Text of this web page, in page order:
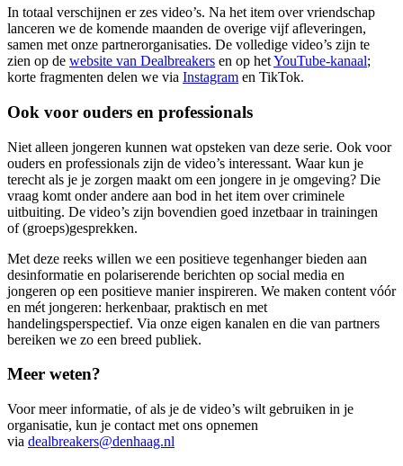
In totaal verschijnen er zes video’s. Na het item over vriendschap
lanceren we de komende maanden de overige vijf afleveringen,
samen met onze partnerorganisaties. De volledige video’s zijn te
zien op de website van Dealbreakers en op hetYouTube-kanaal;
korte fragmenten delen we via Instagram en TikTok.
Ook voor ouders en professionals
Niet alleen jongeren kunnen wat opsteken van deze serie. Ook voor
ouders en professionals zijn de video’s interessant. Waar kun je
terecht als je je zorgen maakt om een jongere in je omgeving? Die
vraag komt onder andere aan bod in het item over criminele
uitbuiting. De video’s zijn bovendien goed inzetbaar in trainingen
of (groeps)gesprekken.
Met deze reeks willen we een positieve tegenhanger bieden aan
desinformatie en polariserende berichten op social media en
jongeren op een positieve manier inspireren. We maken content vóór
en mét jongeren: herkenbaar, praktisch en met
handelingsperspectief. Via onze eigen kanalen en die van partners
bereiken we zo een breed publiek.
Meer weten?
Voor meer informatie, of als je de video’s wilt gebruiken in je
organisatie, kun je contact met ons opnemen
via dealbreakers@denhaag.nl